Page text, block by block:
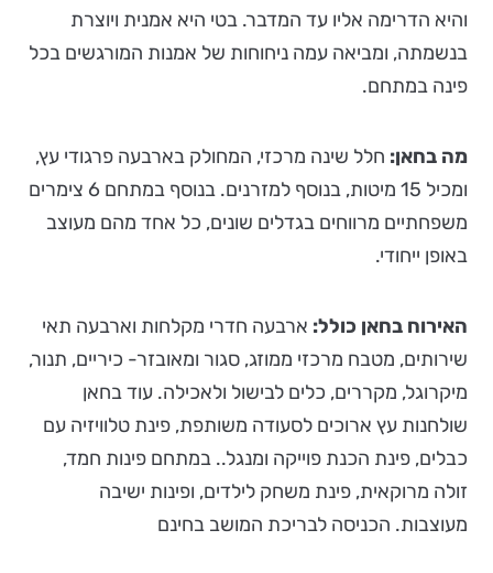
והיא הדרימה אליו עד המדבר. בטי היא אמנית ויוצרת
בנשמתה, ומביאה עמה ניחוחות של אמנות המורגשים בכל
פינה במתחם.
מה בחאן: חלל שינה מרכזי, המחולק בארבעה פרגודי עץ,
ומכיל 15 מיטות, בנוסף למזרנים. בנוסף במתחם 6 צימרים
משפחתיים מרווחים בגדלים שונים, כל אחד מהם מעוצב
באופן ייחודי.
האירוח בחאן כולל: ארבעה חדרי מקלחות וארבעה תאי
שירותים, מטבח מרכזי ממוזג, סגור ומאובזר- כיריים, תנור,
מיקרוגל, מקררים, כלים לבישול ולאכילה. עוד בחאן
שולחנות עץ ארוכים לסעודה משותפת, פינת טלוויזיה עם
כבלים, פינת הכנת פוייקה ומנגל.. במתחם פינות חמד,
זולה מרוקאית, פינת משחק לילדים, ופינות ישיבה
מעוצבות. הכניסה לבריכת המושב בחינם